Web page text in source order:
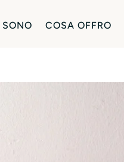
COSA OFFRO